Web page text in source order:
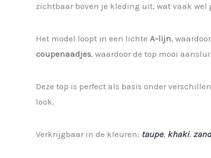
zichtbaar boven je kleding uit, wat vaak
Het model loopt in een lichte A-lijn,
coupenaadjes, waardoor de top mooi
Deze top is perfect als basis onder
look.
Verkrijgbaar in de kleuren: taupe, khaki, zand